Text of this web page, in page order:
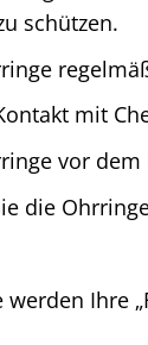
schützen.
mit
vor
die
Ihre